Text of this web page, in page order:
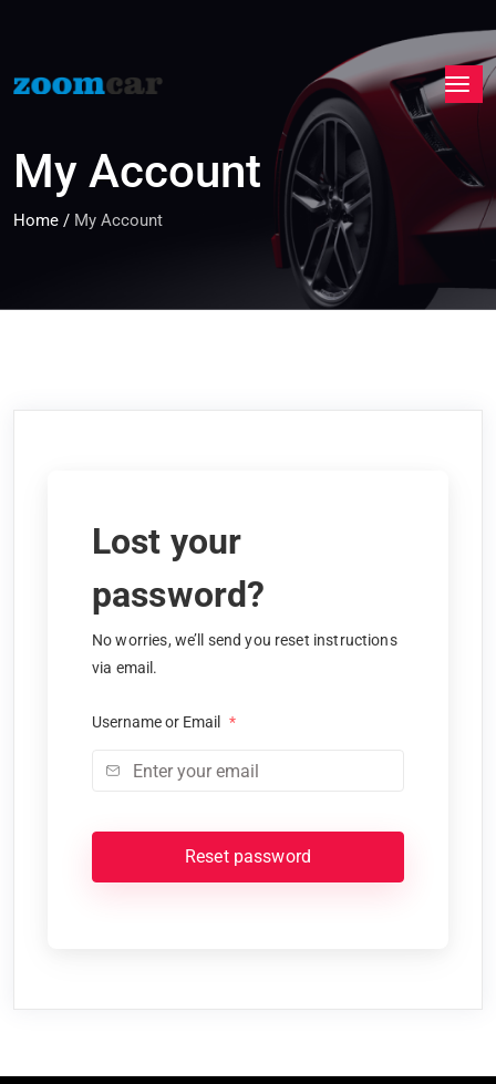
My Account
Home / My Account
Lost your
password?
No worries, we’ll send you reset instructions
via email.
Username or Email *